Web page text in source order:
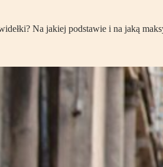
Na jakiej podstawie i na jaką